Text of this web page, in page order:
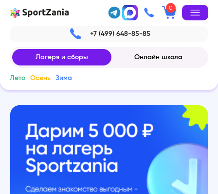
0
+7 (499) 648-85-85
Лагеря и сборы Онлайн школа
Лето Осень Зима